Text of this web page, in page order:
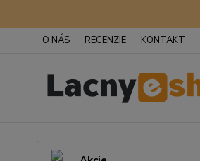
O NÁS RECENZIE KONTAKT